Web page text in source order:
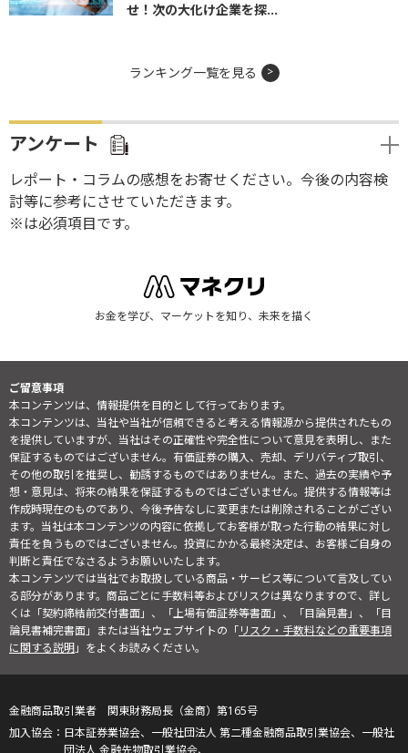
せ！次の大化け企業を探...
ランキング一覧を見る
アンケート
レポート・コラムの感想をお寄せください。今後の内容検
討等に参考にさせていただきます。
※は必須項目です。
お金を学び、マーケットを知り、未来を描く
ご留意事項
本コンテンツは、情報提供を目的として行っております。
本コンテンツは、当社や当社が信頼できると考える情報源から提供されたもの
を提供していますが、当社はその正確性や完全性について意見を表明し、また
保証するものではございません。有価証券の購入、売却、デリバティブ取引、
その他の取引を推奨し、勧誘するものではありません。また、過去の実績や予
想・意見は、将来の結果を保証するものではございません。提供する情報等は
作成時現在のものであり、今後予告なしに変更または削除されることがござい
ます。当社は本コンテンツの内容に依拠してお客様が取った行動の結果に対し
責任を負うものではございません。投資にかかる最終決定は、お客様ご自身の
判断と責任でなさるようお願いいたします。
本コンテンツでは当社でお取扱している商品・サービス等について言及してい
る部分があります。商品ごとに手数料等およびリスクは異なりますので、詳し
くは「契約締結前交付書面」、「上場有価証券等書面」、「目論見書」、「目
論見書補完書面」または当社ウェブサイトの「リスク・手数料などの重要事項
に関する説明」をよくお読みください。
金融商品取引業者 関東財務局長（金商）第165号
日本証券業協会、一般社団法人 第二種金融商品取引業協会、一般社